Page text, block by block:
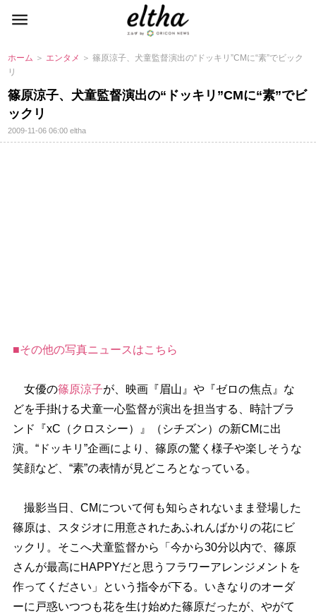
ホーム ＞ エンタメ ＞ 篠原涼子、犬童監督演出の“ドッキリ”CMに“素”でビック
リ
篠原涼子、犬童監督演出の“ドッキリ”CMに“素”でビ
ックリ
2009-11-06 06:00eltha
■その他の写真ニュースはこちら
女優の篠原涼子が、映画『眉山』や『ゼロの焦点』な
どを手掛ける犬童一心監督が演出を担当する、時計ブラ
ンド『xC（クロスシー）』（シチズン）の新CMに出
演。“ドッキリ”企画により、篠原の驚く様子や楽しそうな
笑顔など、“素”の表情が見どころとなっている。
撮影当日、CMについて何も知らされないまま登場した
篠原は、スタジオに用意されたあふれんばかりの花にビ
ックリ。そこへ犬童監督から「今から30分以内で、篠原
さんが最高にHAPPYだと思うフラワーアレンジメントを
作ってください」という指令が下る。いきなりのオーダ
ーに戸惑いつつも花を生け始めた篠原だったが、やがて